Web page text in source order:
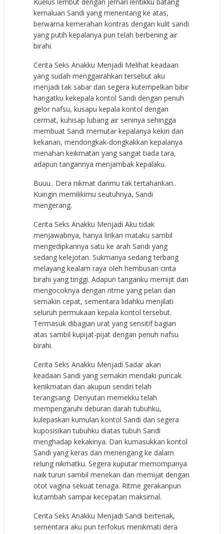
kemaluan Sandi yang menentang ke atas,
berwarna kemerahan kontras dengan kulit sandi
yang putih kepalanya pun telah berbening air
birahi.
Cerita Seks Anakku Menjadi Melihat keadaan
yang sudah menggairahkan tersebut aku
menjadi tak sabar dan segera kutempelkan bibir
hangatku kekepala kontol Sandi dengan penuh
gelor nafsu, kusapu kepala kontol dengan
cermat, kuhisap lubang air seninya sehingga
membuat Sandi memutar kepalanya kekiri dan
kekanan, mendongkak-dongkakkan kepalanya
menahan keikmatan yang sangat tiada tara,
adapun tangannya menjambak kepalaku.
Buuu.. Dera nikmat darimu tak tertahankan..
Kuingin memilikimu seutuhnya, Sandi
mengerang.
Cerita Seks Anakku Menjadi Aku tidak
menjawabnya, hanya lirikan mataku sambil
mengedipkannya satu ke arah Sandi yang
sedang kelejotan. Sukmanya sedang terbang
melayang kealam raya oleh hembusan cinta
birahi yang tinggi. Adapun tanganku memijit dan
mengocoknya dengan ritme yang pelan dan
semakin cepat, sementara lidahku menjilati
seluruh permukaan kepala kontol tersebut.
Termasuk dibagian urat yang sensitif bagian
atas sambil kupijat-pijat dengan penuh nafsu
birahi.
Cerita Seks Anakku Menjadi Sadar akan
keadaan Sandi yang semakin mendaki puncak
kenikmatan dan akupun sendiri telah
terangsang. Denyutan memekku telah
mempengaruhi deburan darah tubuhku,
kulepaskan kumulan kontol Sandi dan segera
kuposisikan tubuhku diatas tubuh Sandi
menghadap kekakinya. Dan kumasukkan kontol
Sandi yang keras dan menengang ke dalam
relung nikmatku. Segera kuputar memompanya
naik turun sambil menekan dan memijat dengan
otot vagina sekuat tenaga. Ritme gerakanpun
kutambah sampai kecepatan maksimal.
Cerita Seks Anakku Menjadi Sandi berteriak,
sementara aku pun terfokus menikmati dera